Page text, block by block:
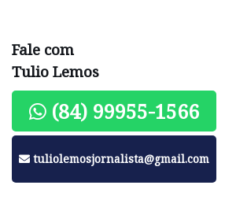
Fale com
Tulio Lemos
(84) 99955-1566
tuliolemosjornalista@gmail.com